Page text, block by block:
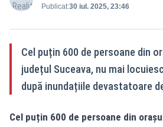
Publicat:30 iul. 2025, 23:46
Cel puțin 600 de persoane din
județul Suceava, nu mai
după inundațiile devastatoare
Cel puțin 600 de persoane din